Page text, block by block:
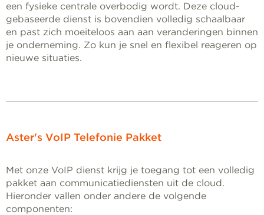
een fysieke centrale overbodig wordt. Deze cloud-
gebaseerde dienst is bovendien volledig schaalbaar
en past zich moeiteloos aan aan veranderingen binnen
je onderneming. Zo kun je snel en flexibel reageren op
nieuwe situaties.
Aster's VoIP Telefonie Pakket
Met onze VoIP dienst krijg je toegang tot een volledig
pakket aan communicatiediensten uit de cloud.
Hieronder vallen onder andere de volgende
componenten: